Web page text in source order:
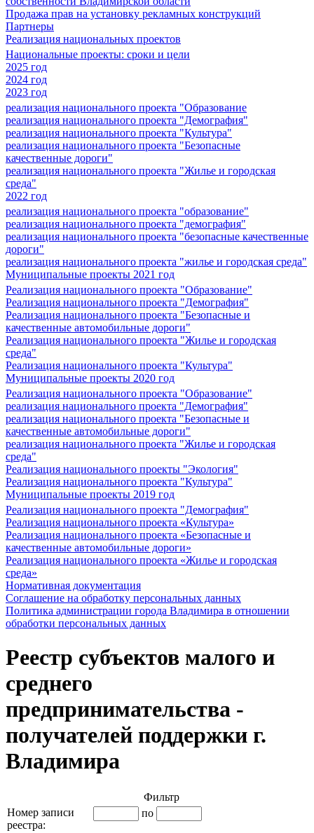
Продажа прав на установку рекламных конструкций
Партнеры
Реализация национальных проектов
Национальные проекты: сроки и цели
2025 год
2024 год
2023 год
реализация национального проекта "Образование
реализация национального проекта "Демография"
реализация национального проекта "Культура"
реализация национального проекта "Безопасные
качественные дороги"
реализация национального проекта "Жилье и городская
среда"
2022 год
реализация национального проекта "образование"
реализация национального проекта "демография"
реализация национального проекта "безопасные качественные
дороги"
реализация национального проекта "жилье и городская среда"
Муниципальные проекты 2021 год
Реализация национального проекта "Образование"
Реализация национального проекта "Демография"
Реализация национального проекта "Безопасные и
качественные автомобильные дороги"
Реализация национального проекта "Жилье и городская
среда"
Реализация национального проекта "Культура"
Муниципальные проекты 2020 год
Реализация национального проекта "Образование"
реализация национального проекта "Демография"
реализация национального проекта "Безопасные и
качественные автомобильные дороги"
реализация национального проекта "Жилье и городская
среда"
Реализация национального проекты "Экология"
Реализация национального проекта "Культура"
Муниципальные проекты 2019 год
Реализация национального проекта "Демография"
Реализация национального проекта «Культура»
Реализация национального проекта «Безопасные и
качественные автомобильные дороги»
Реализация национального проекта «Жилье и городская
среда»
Нормативная документация
Соглашение на обработку персональных данных
Политика администрации города Владимира в отношении
обработки персональных данных
Реестр субъектов малого и
среднего
предпринимательства -
получателей поддержки г.
Владимира
Фильтр
Номер записи
реестра:
по